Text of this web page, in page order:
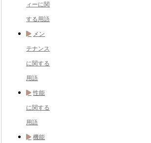
ィーに関
する用語
メン
テナンス
に関する
用語
性能
に関する
用語
機能